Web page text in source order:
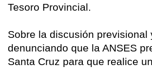
Tesoro Provincial.
Sobre la discusión previsional
denunciando que la ANSES
Santa Cruz para que realice